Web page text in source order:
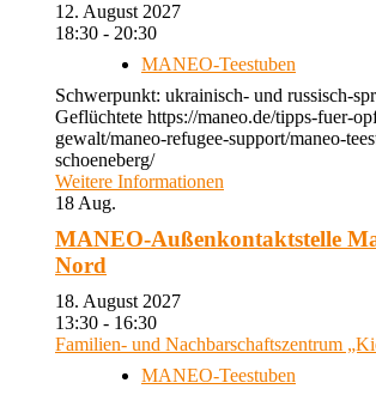
12. August 2027
18:30 - 20:30
MANEO-Teestuben
Schwerpunkt: ukrainisch- und russisch-
Geflüchtete https://maneo.de/tipps-fuer-
gewalt/maneo-refugee-support/maneo-
schoeneberg/
Weitere Informationen
18 Aug.
MANEO-Außenkontaktstelle
Nord
18. August 2027
13:30 - 16:30
Familien- und Nachbarschaftszentrum
MANEO-Teestuben